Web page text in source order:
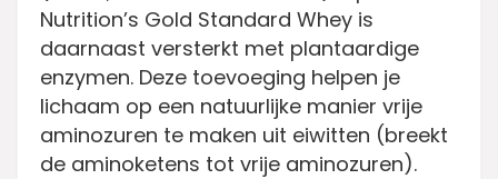
Nutrition’s Gold Standard Whey is
daarnaast versterkt met plantaardige
enzymen. Deze toevoeging helpen je
lichaam op een natuurlijke manier vrije
aminozuren te maken uit eiwitten (breekt
de aminoketens tot vrije aminozuren).